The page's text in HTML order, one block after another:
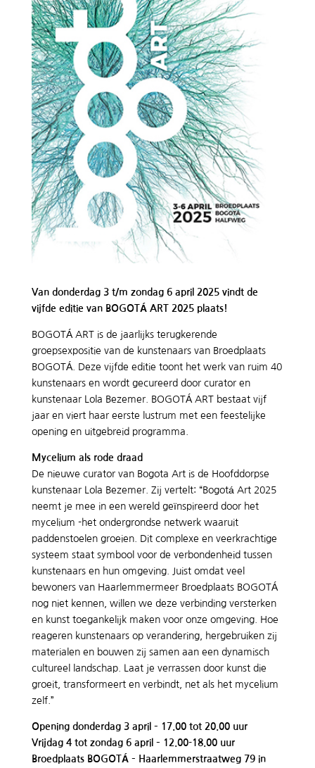
Van donderdag 3 t/m zondag 6 april 2025 vindt de
vijfde editie van BOGOTÁ ART 2025 plaats!
BOGOTÁ ART is de jaarlijks terugkerende
groepsexpositie van de kunstenaars van Broedplaats
BOGOTÁ. Deze vijfde editie toont het werk van ruim 40
kunstenaars en wordt gecureerd door curator en
kunstenaar Lola Bezemer. BOGOTÁ ART bestaat vijf
jaar en viert haar eerste lustrum met een feestelijke
opening en uitgebreid programma.
Mycelium als rode draad
De nieuwe curator van Bogota Art is de Hoofddorpse
kunstenaar Lola Bezemer. Zij vertelt: “Bogotá Art 2025
neemt je mee in een wereld geïnspireerd door het
mycelium -het ondergrondse netwerk waaruit
paddenstoelen groeien. Dit complexe en veerkrachtige
systeem staat symbool voor de verbondenheid tussen
kunstenaars en hun omgeving. Juist omdat veel
bewoners van Haarlemmermeer Broedplaats BOGOTÁ
nog niet kennen, willen we deze verbinding versterken
en kunst toegankelijk maken voor onze omgeving. Hoe
reageren kunstenaars op verandering, hergebruiken zij
materialen en bouwen zij samen aan een dynamisch
cultureel landschap. Laat je verrassen door kunst die
groeit, transformeert en verbindt, net als het mycelium
zelf.”
Opening donderdag 3 april – 17.00 tot 20.00 uur
Vrijdag 4 tot zondag 6 april – 12.00-18.00 uur
Broedplaats BOGOTÁ – Haarlemmerstraatweg 79 in